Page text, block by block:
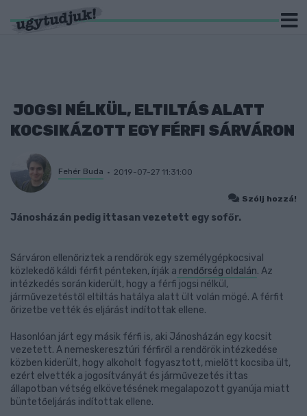
JOGSI NÉLKÜL, ELTILTÁS ALATT
KOCSIKÁZOTT EGY FÉRFI SÁRVÁRON
Fehér Buda 2019-07-27 11:31:00
Szólj hozzá!
Jánosházán pedig ittasan vezetett egy sofőr.
Sárváron ellenőriztek a rendőrök egy személygépkocsival
közlekedő káldi férfit pénteken, írják a rendőrség oldalán. Az
intézkedés során kiderült, hogy a férfi jogsi nélkül,
járművezetéstől eltiltás hatálya alatt ült volán mögé. A férfit
őrizetbe vették és eljárást indítottak ellene.
Hasonlóan járt egy másik férfi is, aki Jánosházán egy kocsit
vezetett. A nemeskeresztúri férfiről a rendőrök intézkedése
közben kiderült, hogy alkoholt fogyasztott, mielőtt kocsiba ült,
ezért elvették a jogosítványát és járművezetés ittas
állapotban vétség elkövetésének megalapozott gyanúja miatt
büntetőeljárás indítottak ellene.